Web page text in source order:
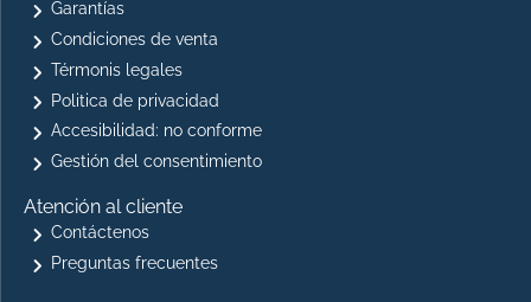
Garantías
Condiciones de venta
Térmonis legales
Politica de privacidad
Accesibilidad: no conforme
Gestión del consentimiento
Atención al cliente
Contáctenos
Preguntas frecuentes